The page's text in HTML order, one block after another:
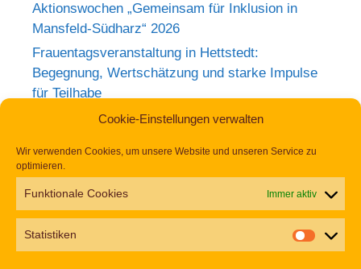
Cookie-Einstellungen verwalten
Wir verwenden Cookies, um unsere Website und unseren Service zu
optimieren.
Funktionale Cookies Immer aktiv
Statistiken
Aktionswochen „Gemeinsam für Inklusion in
Mansfeld-Südharz“ 2026
Frauentagsveranstaltung in Hettstedt:
Begegnung, Wertschätzung und starke Impulse
für Teilhabe
Rückblick zum Weltkrebstag im Europa-
Tag der Begegnung 2026 – Jetzt anmelden und
dabei sein!
Aufruf zu den Aktionswochen „Gemeinsam für